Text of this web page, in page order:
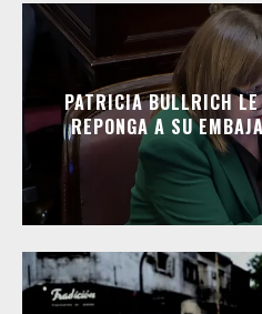
PATRICIA BULLRICH
REPONGA A SU